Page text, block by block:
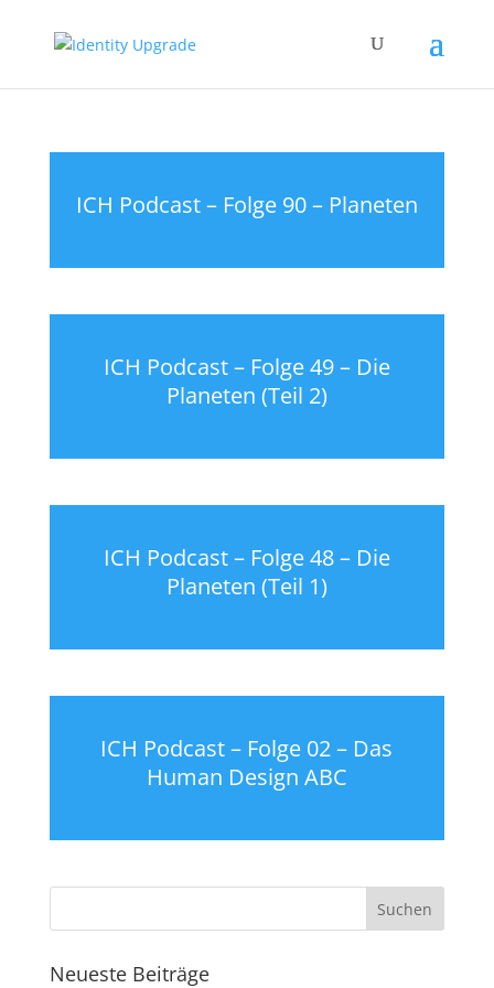
ICH Podcast – Folge 90 – Planeten
ICH Podcast – Folge 49 – Die
Planeten (Teil 2)
ICH Podcast – Folge 48 – Die
Planeten (Teil 1)
ICH Podcast – Folge 02 – Das
Human Design ABC
Neueste Beiträge